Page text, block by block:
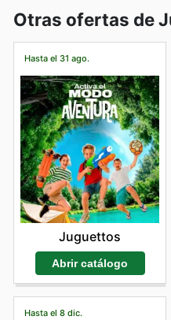
Otras ofertas de
Hasta el 31 ago.
Juguettos
Abrir catálogo
Hasta el 8 dic.